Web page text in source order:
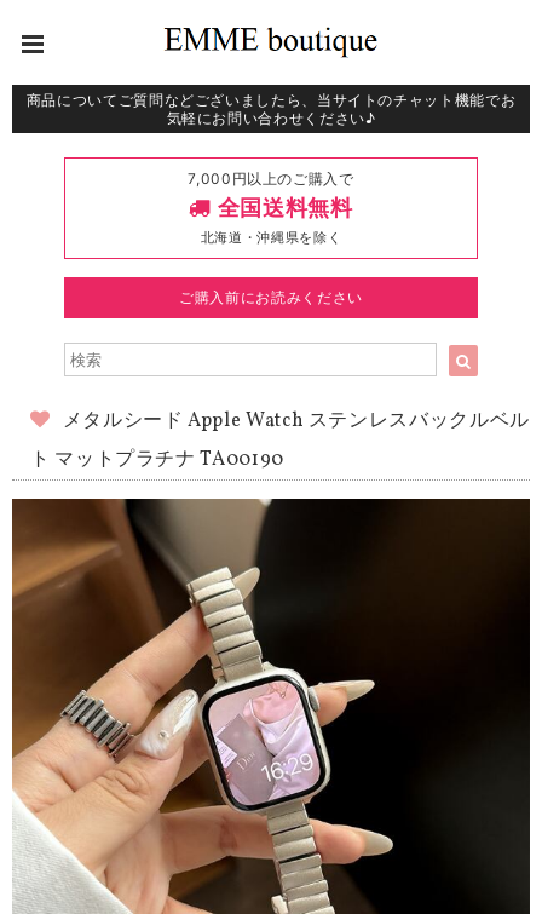
商品についてご質問などございましたら、当サイトのチャット機能でお
気軽にお問い合わせください♪
7,000円以上のご購入で
全国送料無料
北海道・沖縄県を除く
ご購入前にお読みください
メタルシード Apple Watch ステンレスバックルベル
ト マットプラチナ TA00190